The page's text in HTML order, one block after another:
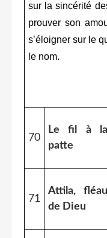
sur la sincérité
prouver son
s’éloigner sur le
le nom.
70
Le fil à la
patte
71
Attila, fléau
de Dieu